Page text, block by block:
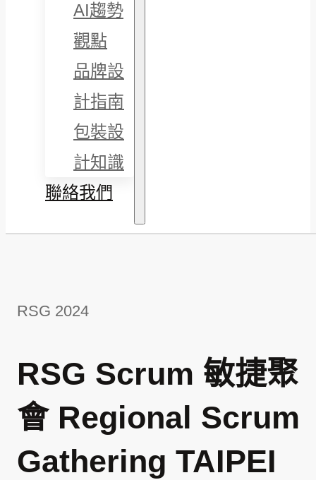
AI趨勢
觀點
品牌設
計指南
包裝設
計知識
聯絡我們
RSG 2024
RSG Scrum 敏捷聚
會 Regional Scrum
Gathering TAIPEI